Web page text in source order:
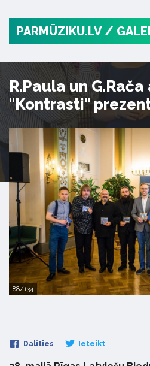
PARMŪZIKU.LV /
R.Paula un
"Kontrasti"
88/134
Dalīties Ieteikt